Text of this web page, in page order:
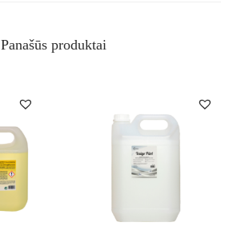
Panašūs produktai